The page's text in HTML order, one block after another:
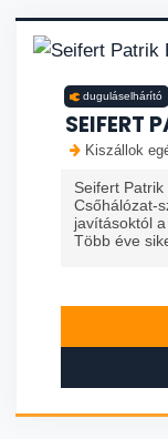
duguláselhárító
SEIFERT
Kiszállok
Seifert
Csőhálózat-
javításoktól
Több éve